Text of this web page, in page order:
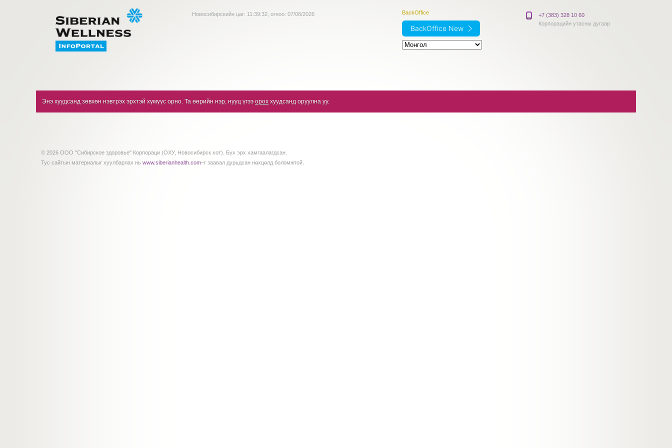
Новосибирскийн цаг: 11:39:32 , огноо: 07/08/2026 BackOffice
BackOffice New
+7 (383) 328 10 60
Корпорацийн утасны дугаар
Энэ хуудсанд зөвхөн нэвтрэх эрхтэй хүмүүс орно. Та өөрийн нэр, нууц үгээ орох хуудсанд оруулна уу.
© 2026 ООО "Сибирское здоровье" Корпораци (ОХУ, Новосибирск хот). Бүх эрх хамгаалагдсан.
Тус сайтын материалыг хуулбарлах нь www.siberianhealth.com–г заавал дурьдсан нөхцөлд боломжтой.